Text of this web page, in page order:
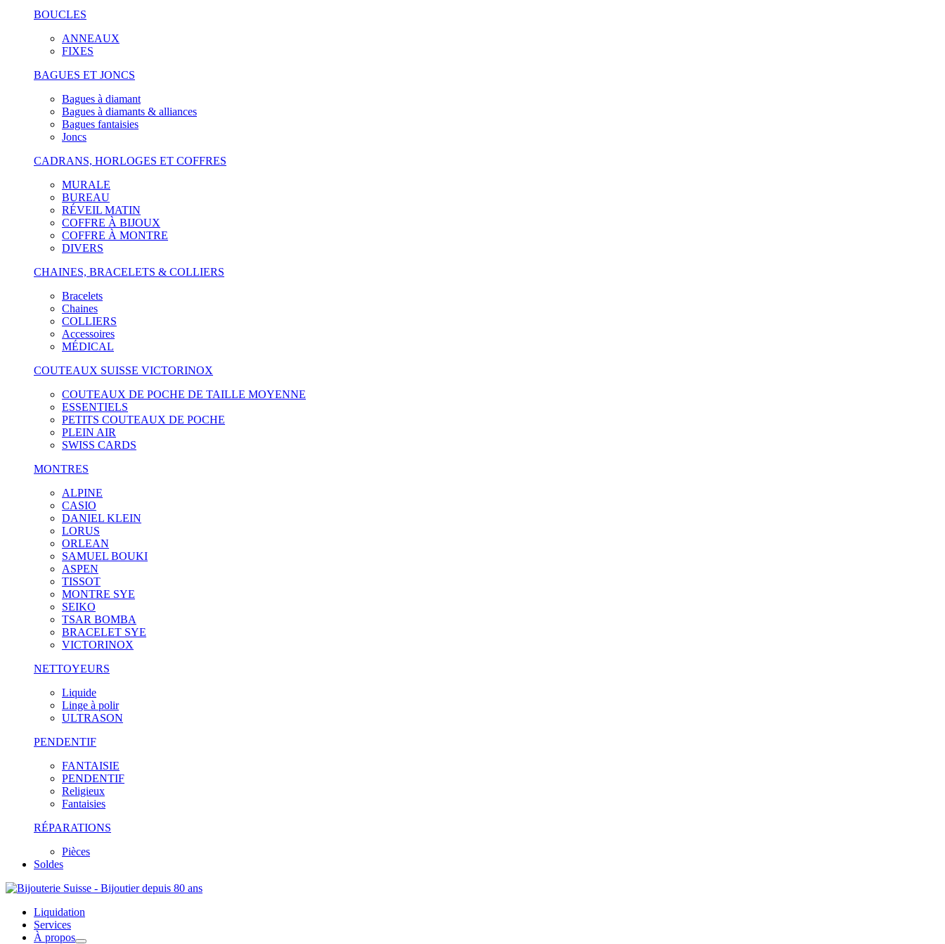
BOUCLES
ANNEAUX
FIXES
BAGUES ET JONCS
Bagues à diamant
Bagues à diamants & alliances
Bagues fantaisies
Joncs
CADRANS, HORLOGES ET COFFRES
MURALE
BUREAU
RÉVEIL MATIN
COFFRE À BIJOUX
COFFRE À MONTRE
DIVERS
CHAINES, BRACELETS & COLLIERS
Bracelets
Chaines
COLLIERS
Accessoires
MÉDICAL
COUTEAUX SUISSE VICTORINOX
COUTEAUX DE POCHE DE TAILLE MOYENNE
ESSENTIELS
PETITS COUTEAUX DE POCHE
PLEIN AIR
SWISS CARDS
MONTRES
ALPINE
CASIO
DANIEL KLEIN
LORUS
ORLEAN
SAMUEL BOUKI
ASPEN
TISSOT
MONTRE SYE
SEIKO
TSAR BOMBA
BRACELET SYE
VICTORINOX
NETTOYEURS
Liquide
Linge à polir
ULTRASON
PENDENTIF
FANTAISIE
PENDENTIF
Religieux
Fantaisies
RÉPARATIONS
Pièces
Soldes
Liquidation
Services
À propos